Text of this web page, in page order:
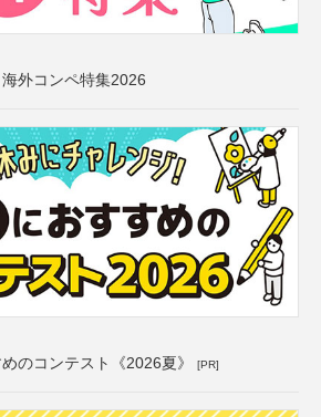
外コンペ特集2026
のコンテスト《2026夏》 [PR]